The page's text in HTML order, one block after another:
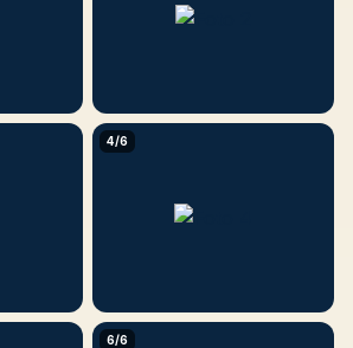
4/6
6/6